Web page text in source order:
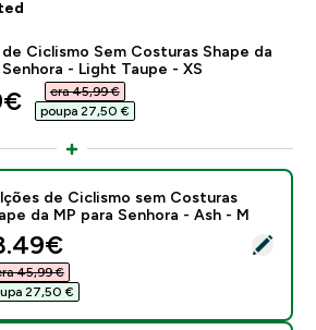
Ciclismo Sem Costuras Shape da
Senhora - Light Taupe - XS
price
era 45,99 €‎
poupa 27,50 €‎
- Calções de Ciclismo sem
de Ciclismo sem Costuras
da MP para Senhora - Ash - M
price
45,99 €‎
27,50 €‎